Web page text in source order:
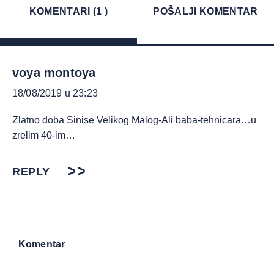
KOMENTARI (1 ) POŠALJI KOMENTAR
voya montoya
18/08/2019 u 23:23
Zlatno doba Sinise Velikog Malog-Ali baba-tehnicara…u
zrelim 40-im…
REPLY
Komentar